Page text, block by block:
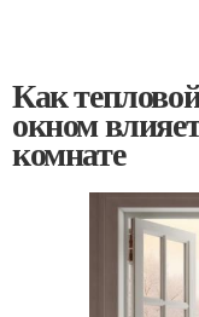
Как
окном
комнате